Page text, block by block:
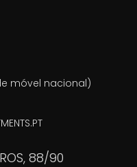
móvel nacional)
88/90